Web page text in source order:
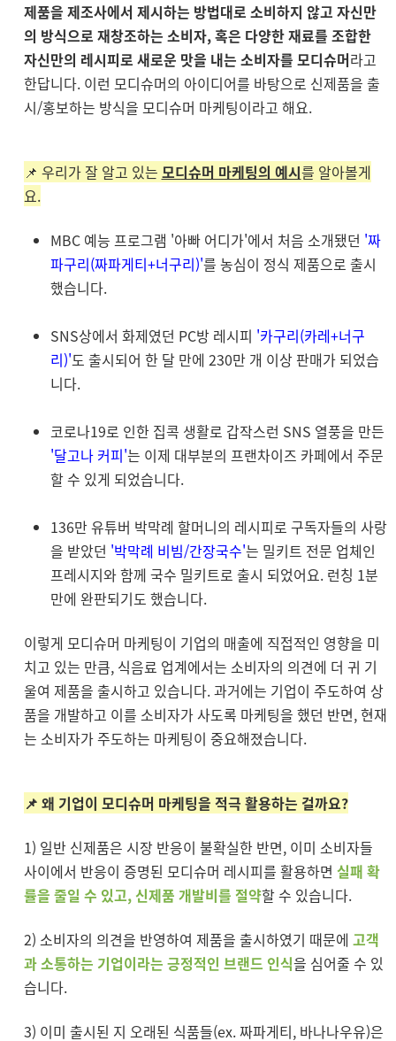
제품을 제조사에서 제시하는 방법대로 소비하지 않고 자신만
의 방식으로 재창조하는 소비자, 혹은 다양한 재료를 조합한
자신만의 레시피로 새로운 맛을 내는 소비자를 모디슈머라고
한답니다. 이런 모디슈머의 아이디어를 바탕으로 신제품을 출
시/홍보하는 방식을 모디슈머 마케팅이라고 해요.
📌 우리가 잘 알고 있는 모디슈머 마케팅의 예시를 알아볼게
요.
MBC 예능 프로그램 '아빠 어디가'에서 처음 소개됐던 '짜
파구리(짜파게티+너구리)'를 농심이 정식 제품으로 출시
했습니다.
SNS상에서 화제였던 PC방 레시피 '카구리(카레+너구
리)'도 출시되어 한 달 만에 230만 개 이상 판매가 되었습
니다.
코로나19로 인한 집콕 생활로 갑작스런 SNS 열풍을 만든
'달고나 커피'는 이제 대부분의 프랜차이즈 카페에서 주문
할 수 있게 되었습니다.
136만 유튜버 박막례 할머니의 레시피로 구독자들의 사랑
을 받았던 '박막례 비빔/간장국수'는 밀키트 전문 업체인
프레시지와 함께 국수 밀키트로 출시 되었어요. 런칭 1분
만에 완판되기도 했습니다.
이렇게 모디슈머 마케팅이 기업의 매출에 직접적인 영향을 미
치고 있는 만큼, 식음료 업계에서는 소비자의 의견에 더 귀 기
울여 제품을 출시하고 있습니다. 과거에는 기업이 주도하여 상
품을 개발하고 이를 소비자가 사도록 마케팅을 했던 반면, 현재
는 소비자가 주도하는 마케팅이 중요해졌습니다.
📌 왜 기업이 모디슈머 마케팅을 적극 활용하는 걸까요?
1) 일반 신제품은 시장 반응이 불확실한 반면, 이미 소비자들
사이에서 반응이 증명된 모디슈머 레시피를 활용하면 실패 확
률을 줄일 수 있고, 신제품 개발비를 절약할 수 있습니다.
2) 소비자의 의견을 반영하여 제품을 출시하였기 때문에 고객
과 소통하는 기업이라는 긍정적인 브랜드 인식을 심어줄 수 있
습니다.
3) 이미 출시된 지 오래된 식품들(ex. 짜파게티, 바나나우유)은